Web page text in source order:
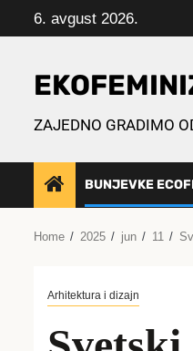
to
6. avgust 2026.
ZAJEDNO GRADIMO
BUNJEVKE
Home 2025 jun 11
Arhitektura i dizajn